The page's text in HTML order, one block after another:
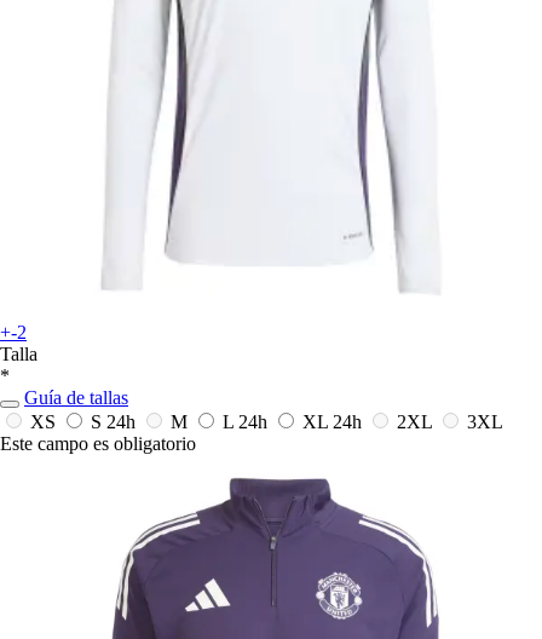
+-2
Talla
*
Guía de tallas
XS
S 24h M L 24h XL 24h 2XL
3XL
Este campo es obligatorio